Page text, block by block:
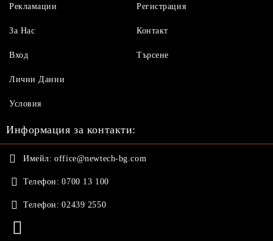
Рекламации
За Нас
Вход
Регистрация
Контакт
Търсене
Лични Данни
Условия
Информация за контакти:
Имейл: office@newtech-bg.com
Телефон: 0700 13 100
Телефон: 02439 2550